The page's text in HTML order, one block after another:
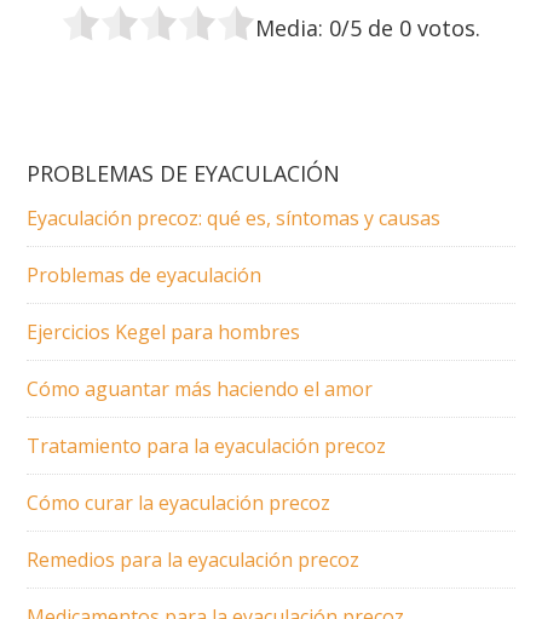
Media: 0/5 de 0 votos.
PROBLEMAS DE EYACULACIÓN
Eyaculación precoz: qué es, síntomas y causas
Problemas de eyaculación
Ejercicios Kegel para hombres
Cómo aguantar más haciendo el amor
Tratamiento para la eyaculación precoz
Cómo curar la eyaculación precoz
Remedios para la eyaculación precoz